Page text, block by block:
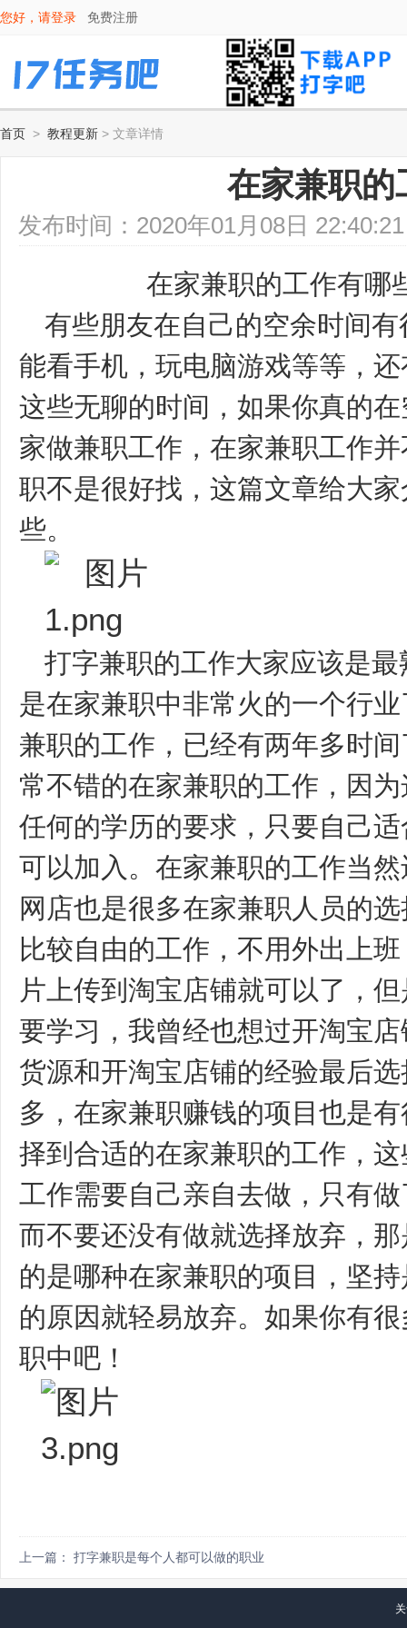
您好，请登录 免费注册
首页 > 教程更新 > 文章详情
在家兼职的
发布时间：2020年01月08日
在家兼职的工作有哪
有些朋友在自己的空余时间
能看手机，玩电脑游戏等等，
这些无聊的时间，如果你真的
家做兼职工作，在家兼职工作
职不是很好找，这篇文章给大
些。
打字兼职的工作大家应该是
是在家兼职中非常火的一个行
兼职的工作，已经有两年多时
常不错的在家兼职的工作，因
任何的学历的要求，只要自己
可以加入。在家兼职的工作当
网店也是很多在家兼职人员的
比较自由的工作，不用外出上
片上传到淘宝店铺就可以了，
要学习，我曾经也想过开淘宝
货源和开淘宝店铺的经验最后
多，在家兼职赚钱的项目也是
择到合适的在家兼职的工作，
工作需要自己亲自去做，只有
而不要还没有做就选择放弃，
的是哪种在家兼职的项目，坚
的原因就轻易放弃。如果你有
职中吧！
上一篇： 打字兼职是每个人都可以做的职业